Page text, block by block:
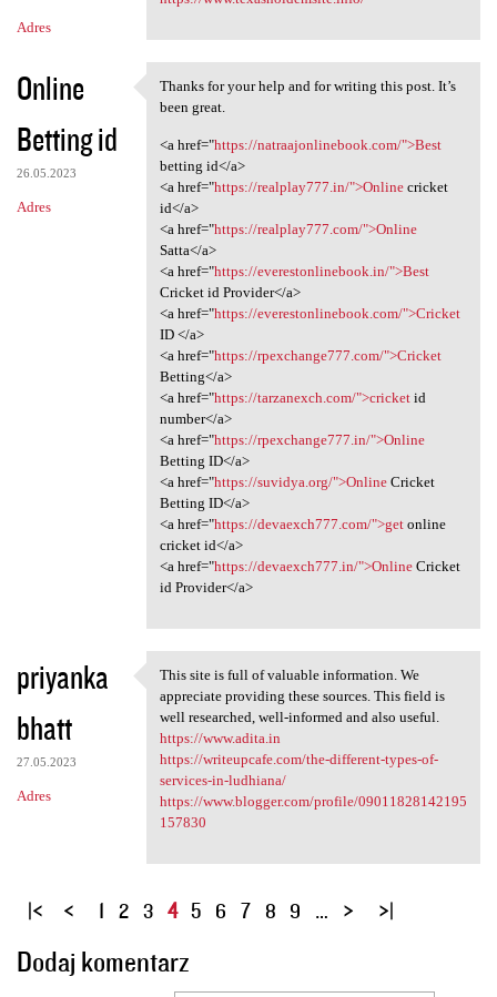
Adres
Online
Betting id
26.05.2023
Adres
Thanks for your help and for
Thanks for your help and for writing this post. It’s
been great.
<a href="https://natraajonlinebook.com/">Best
betting id</a>
<a href="https://realplay777.in/">Onlinecricket
id</a>
<a href="https://realplay777.com/">Online
Satta</a>
<a href="https://everestonlinebook.in/">Best
Cricket id Provider</a>
<a href="https://everestonlinebook.com/">Cricket
ID </a>
<a href="https://rpexchange777.com/">Cricket
Betting</a>
<a href="https://tarzanexch.com/">cricketid
number</a>
<a href="https://rpexchange777.in/">Online
Betting ID</a>
<a href="https://suvidya.org/">OnlineCricket
Betting ID</a>
<a href="https://devaexch777.com/">getonline
cricket id</a>
<a href="https://devaexch777.in/">OnlineCricket
id Provider</a>
priyanka
bhatt
27.05.2023
Adres
This site is full of valuable
This site is full of valuable information. We
appreciate providing these sources. This field is
well researched, well-informed and also useful.
https://www.adita.in
https://writeupcafe.com/the-different-types-of-
services-in-ludhiana/
https://www.blogger.com/profile/09011828142195
157830
S
r
1 2 3 4 5 6 7 8 9 …
Dodaj komentarz